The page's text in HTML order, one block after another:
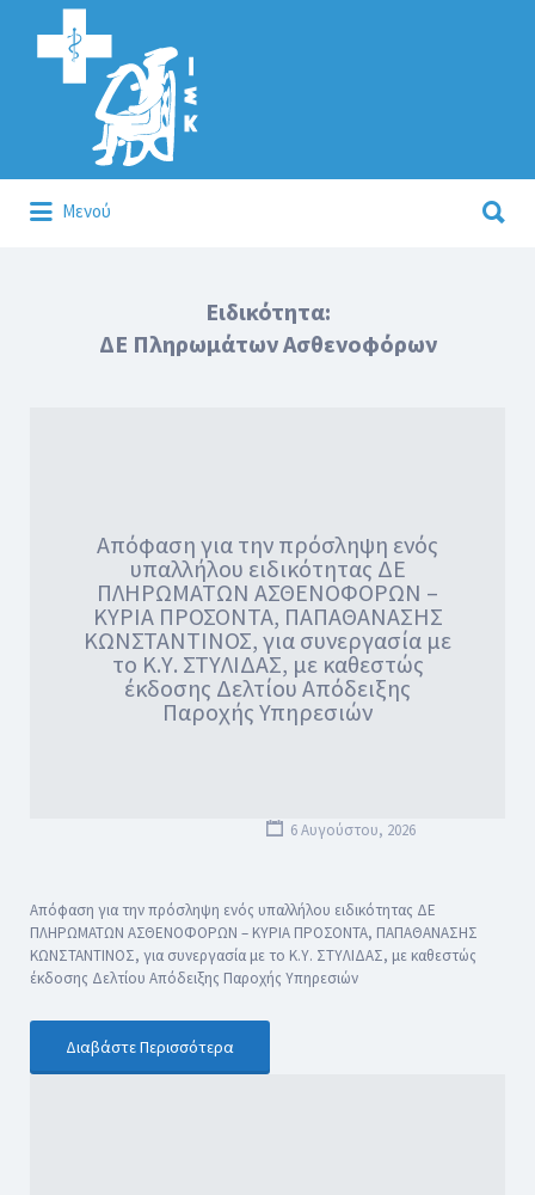
Αναζήτηση
για:
Μενού
για:
Ειδικότητα:
ΔΕ Πληρωμάτων Ασθενοφόρων
Απόφαση για την πρόσληψη ενός
υπαλλήλου ειδικότητας ΔΕ
ΠΛΗΡΩΜΑΤΩΝ ΑΣΘΕΝΟΦΟΡΩΝ –
ΚΥΡΙΑ ΠΡΟΣΟΝΤΑ, ΠΑΠΑΘΑΝΑΣΗΣ
ΚΩΝΣΤΑΝΤΙΝΟΣ, για συνεργασία με
το Κ.Υ. ΣΤΥΛΙΔΑΣ, με καθεστώς
έκδοσης Δελτίου Απόδειξης
Παροχής Υπηρεσιών
6 Αυγούστου, 2026
Απόφαση για την πρόσληψη ενός υπαλλήλου ειδικότητας ΔΕ
ΠΛΗΡΩΜΑΤΩΝ ΑΣΘΕΝΟΦΟΡΩΝ – ΚΥΡΙΑ ΠΡΟΣΟΝΤΑ, ΠΑΠΑΘΑΝΑΣΗΣ
ΚΩΝΣΤΑΝΤΙΝΟΣ, για συνεργασία με το Κ.Υ. ΣΤΥΛΙΔΑΣ, με καθεστώς
έκδοσης Δελτίου Απόδειξης Παροχής Υπηρεσιών
Διαβάστε Περισσότερα